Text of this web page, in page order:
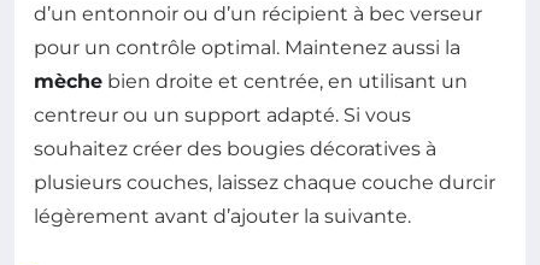
d’un entonnoir ou d’un récipient à bec verseur
pour un contrôle optimal. Maintenez aussi la
mèche bien droite et centrée, en utilisant un
centreur ou un support adapté. Si vous
souhaitez créer des bougies décoratives à
plusieurs couches, laissez chaque couche durcir
légèrement avant d’ajouter la suivante.